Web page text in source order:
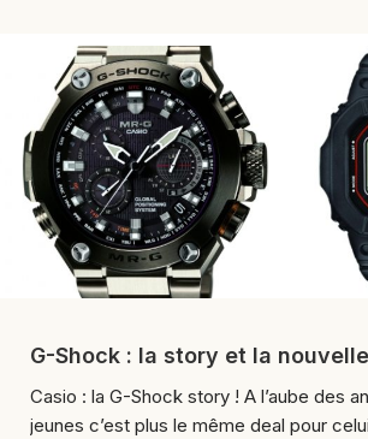
G-Shock : la story et la nouvelle
Casio : la G-Shock story ! A l’aube des
jeunes c’est plus le même deal pour